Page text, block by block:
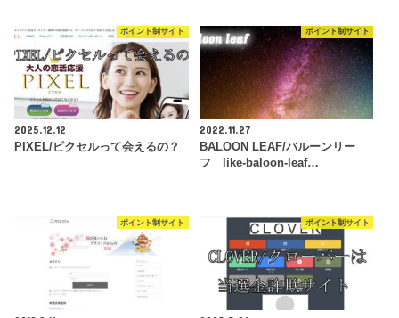
ポイント制サイト
2025.12.12
PIXEL/ピクセルって会えるの？
ポイント制サイト
2022.11.27
BALOON LEAF/バルーンリー
フ like-baloon-leaf…
ポイント制サイト ポイント制サイト